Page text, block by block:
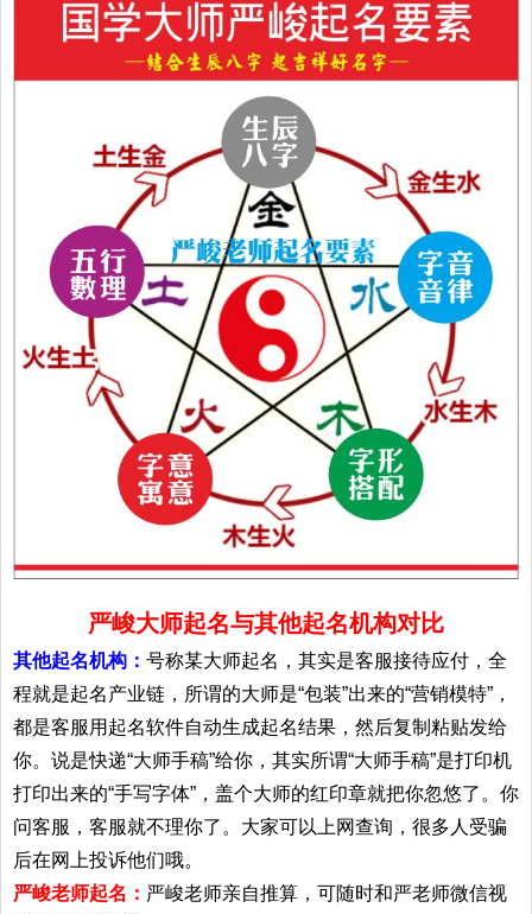
严峻大师起名与其他起名机构对比
其他起名机构： 号称某大师起名，其实是客服接待应付，全
程就是起名产业链，所谓的大师是“包装”出来的“营销模特”，
都是客服用起名软件自动生成起名结果，然后复制粘贴发给
你。说是快递“大师手稿”给你，其实所谓“大师手稿”是打印机
打印出来的“手写字体”，盖个大师的红印章就把你忽悠了。你
问客服，客服就不理你了。大家可以上网查询，很多人受骗
后在网上投诉他们哦。
严峻老师起名： 严峻老师亲自推算，可随时和严老师微信视